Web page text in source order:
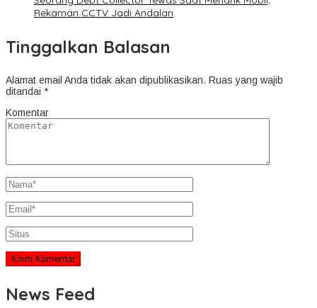
Rekaman CCTV Jadi Andalan
Tinggalkan Balasan
Alamat email Anda tidak akan dipublikasikan. Ruas yang wajib
ditandai *
Komentar
News Feed